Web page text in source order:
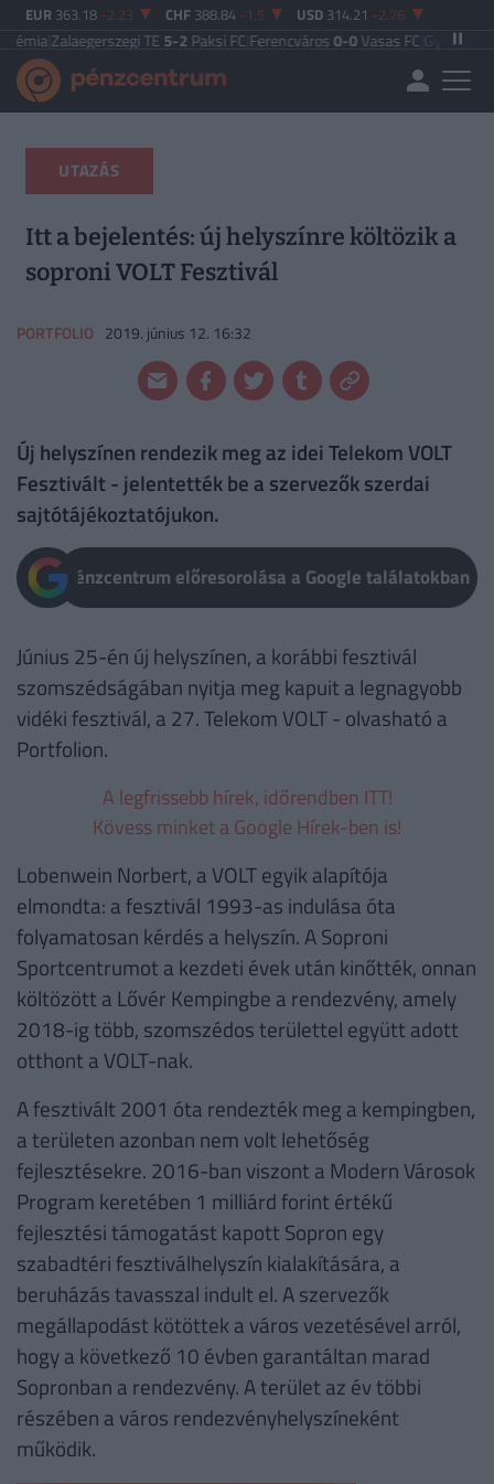
EUR 363.18 -2.23 CHF 388.84 -1.5 USD 314.21 -2.76
TE5-2Paksi FC|Ferencváros0-0Vasas FC|Győri ETO FC 4-0
UTAZÁS
Itt a bejelentés: új helyszínre költözik a
soproni VOLT Fesztivál
PORTFOLIO 2019. június 12. 16:32
Új helyszínen rendezik meg az idei Telekom VOLT
Fesztivált - jelentették be a szervezők szerdai
sajtótájékoztatójukon.
Pénzcentrum előresorolása a Google találatokban
Június 25-én új helyszínen, a korábbi fesztivál
szomszédságában nyitja meg kapuit a legnagyobb
vidéki fesztivál, a 27. Telekom VOLT - olvasható a
Portfolion.
A legfrissebb hírek, időrendben ITT!
Kövess minket a Google Hírek-ben is!
Lobenwein Norbert, a VOLT egyik alapítója
elmondta: a fesztivál 1993-as indulása óta
folyamatosan kérdés a helyszín. A Soproni
Sportcentrumot a kezdeti évek után kinőtték, onnan
költözött a Lővér Kempingbe a rendezvény, amely
2018-ig több, szomszédos területtel együtt adott
otthont a VOLT-nak.
A fesztivált 2001 óta rendezték meg a kempingben,
a területen azonban nem volt lehetőség
fejlesztésekre. 2016-ban viszont a Modern Városok
Program keretében 1 milliárd forint értékű
fejlesztési támogatást kapott Sopron egy
szabadtéri fesztiválhelyszín kialakítására, a
beruházás tavasszal indult el. A szervezők
megállapodást kötöttek a város vezetésével arról,
hogy a következő 10 évben garantáltan marad
Sopronban a rendezvény. A terület az év többi
részében a város rendezvényhelyszíneként
működik.